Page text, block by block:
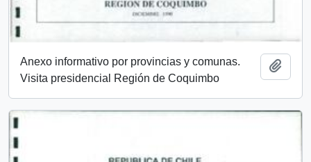
Anexo informativo por provincias y comunas.
Visita presidencial Región de Coquimbo